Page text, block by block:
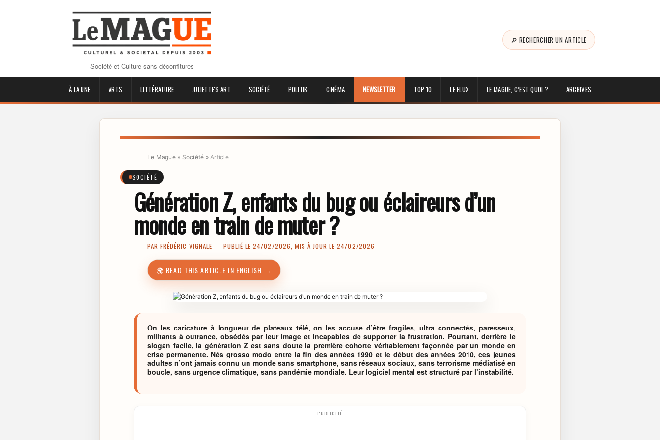
Société et Culture sans déconfitures
🔎 RECHERCHER UN ARTICLE
À LA UNE ARTS LITTÉRATURE JULIETTE'S ART SOCIÉTÉ POLITIK CINÉMA NEWSLETTER TOP 10 LE FLUX LE MAGUE, C’EST QUOI ? ARCHIVES
Le Mague» Société » Article
SOCIÉTÉ
Génération Z, enfants du bug ou éclaireurs d’un
monde en train de muter ?
PARFRÉDÉRIC VIGNALE — PUBLIÉ LE 24/02/2026, MIS À JOUR LE 24/02/2026
🌍 READ THIS ARTICLE IN ENGLISH →
On les caricature à longueur de plateaux télé, on les accuse d’être fragiles, ultra connectés, paresseux,
militants à outrance, obsédés par leur image et incapables de supporter la frustration. Pourtant, derrière le
slogan facile, la génération Z est sans doute la première cohorte véritablement façonnée par un monde en
crise permanente. Nés grosso modo entre la fin des années 1990 et le début des années 2010, ces jeunes
adultes n’ont jamais connu un monde sans smartphone, sans réseaux sociaux, sans terrorisme médiatisé en
boucle, sans urgence climatique, sans pandémie mondiale. Leur logiciel mental est structuré par l’instabilité.
PUBLICITÉ